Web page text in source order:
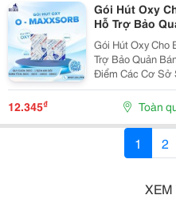
Gói Hút Oxy
Hỗ Trợ Bảo
Gói Hút Oxy Cho
Trợ Bảo Quản Bánh Hiệu Quả
Điểm Các Cơ Sở
Đáp Ứng Nhu
Và Bao Bì, Gói
12.345₫ Toàn
1 2
XEM